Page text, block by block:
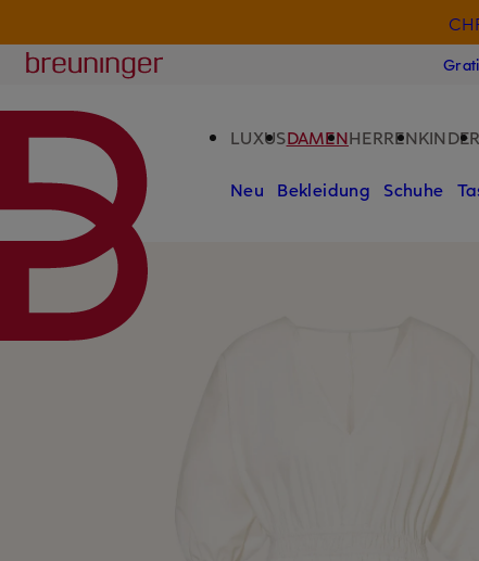
Breuninger
LUXUSDAMENHERRENKINDER
Neu Bekleidung Schuhe